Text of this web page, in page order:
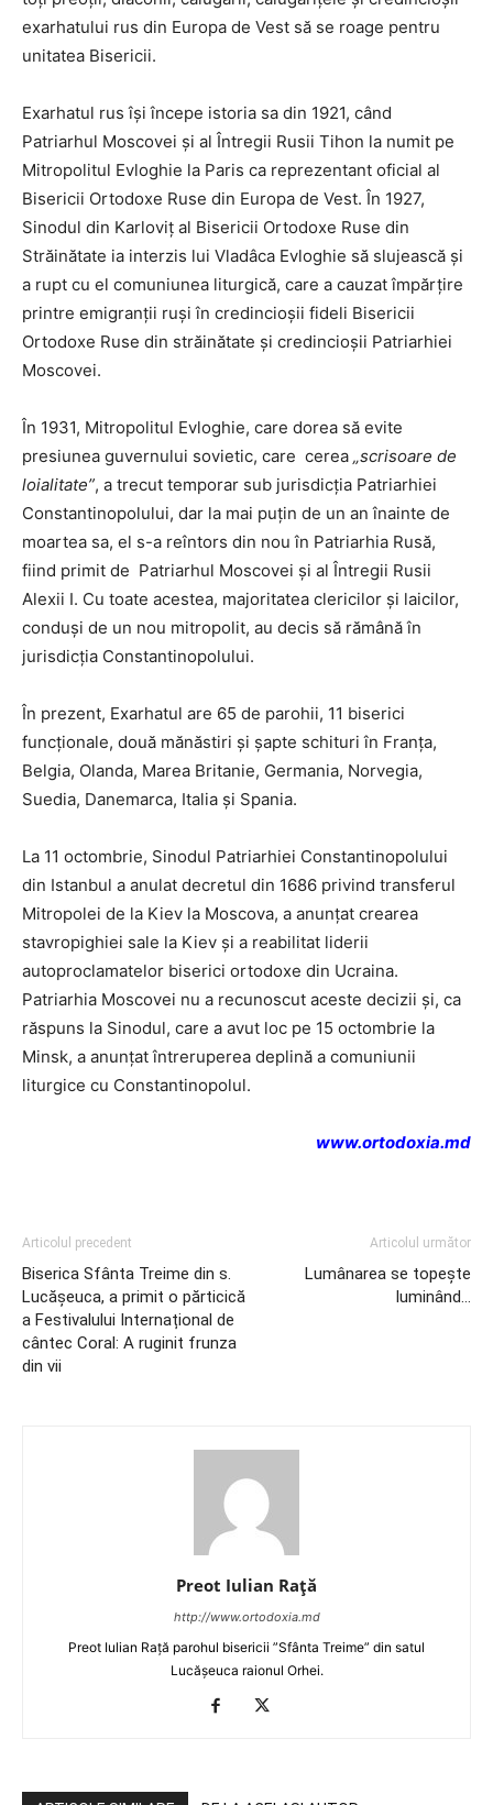
exarhatului rus din Europa de Vest să se roage pentru
unitatea Bisericii.
Exarhatul rus își începe istoria sa din 1921, când
Patriarhul Moscovei și al Întregii Rusii Tihon la numit pe
Mitropolitul Evloghie la Paris ca reprezentant oficial al
Bisericii Ortodoxe Ruse din Europa de Vest. În 1927,
Sinodul din Karloviț al Bisericii Ortodoxe Ruse din
Străinătate ia interzis lui Vladâca Evloghie să slujească și
a rupt cu el comuniunea liturgică, care a cauzat împărțire
printre emigranții ruși în credincioșii fideli Bisericii
Ortodoxe Ruse din străinătate și credincioșii Patriarhiei
Moscovei.
În 1931, Mitropolitul Evloghie, care dorea să evite
presiunea guvernului sovietic, care cerea „scrisoare de
loialitate”, a trecut temporar sub jurisdicția Patriarhiei
Constantinopolului, dar la mai puțin de un an înainte de
moartea sa, el s-a reîntors din nou în Patriarhia Rusă,
fiind primit de Patriarhul Moscovei și al Întregii Rusii
Alexii I. Cu toate acestea, majoritatea clericilor și laicilor,
conduși de un nou mitropolit, au decis să rămână în
jurisdicția Constantinopolului.
În prezent, Exarhatul are 65 de parohii, 11 biserici
funcționale, două mănăstiri și șapte schituri în Franța,
Belgia, Olanda, Marea Britanie, Germania, Norvegia,
Suedia, Danemarca, Italia și Spania.
La 11 octombrie, Sinodul Patriarhiei Constantinopolului
din Istanbul a anulat decretul din 1686 privind transferul
Mitropolei de la Kiev la Moscova, a anunțat crearea
stavropighiei sale la Kiev și a reabilitat liderii
autoproclamatelor biserici ortodoxe din Ucraina.
Patriarhia Moscovei nu a recunoscut aceste decizii și, ca
răspuns la Sinodul, care a avut loc pe 15 octombrie la
Minsk, a anunțat întreruperea deplină a comuniunii
liturgice cu Constantinopolul.
www.ortodoxia.md
Articolul precedent
Biserica Sfânta Treime din s.
Lucășeuca, a primit o părticică
a Festivalului Internațional de
cântec Coral: A ruginit frunza
din vii
Articolul următor
Lumânarea se topește
luminând…
Preot Iulian Raţă
http://www.ortodoxia.md
Preot Iulian Rață parohul bisericii ”Sfânta Treime” din satul
Lucășeuca raionul Orhei.